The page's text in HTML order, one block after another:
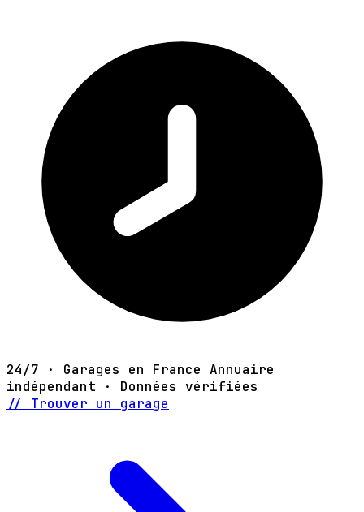
24/7 · Garages en France Annuaire
indépendant · Données vérifiées
// Trouver un garage